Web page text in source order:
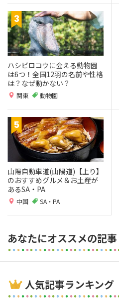
ハシビロコウに会える動物園
は6つ！全国12羽の名前や性格
は？なぜ動かない？
関東 動物園
山陽自動車道(山陽道)【上り】
のおすすめグルメ＆お土産が
あるSA・PA
中国 SA・PA
あなたにオススメの記事
人気記事ランキング